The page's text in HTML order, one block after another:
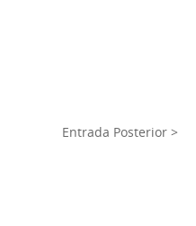
Entrada Posterior >